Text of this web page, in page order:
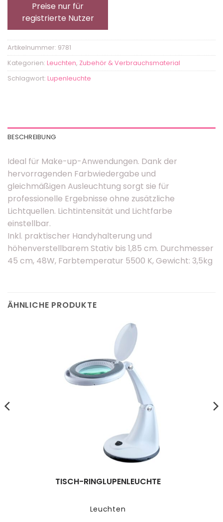
Preise nur für
registrierte Nutzer
Artikelnummer: 9781
Kategorien: Leuchten, Zubehör & Verbrauchsmaterial
Schlagwort: Lupenleuchte
BESCHREIBUNG
Ideal für Make-up-Anwendungen. Dank der
hervorragenden Farbwiedergabe und
gleichmäßigen Ausleuchtung sorgt sie für
professionelle Ergebnisse ohne zusätzliche
Lichtquellen. Lichtintensität und Lichtfarbe
einstellbar.
Inkl. praktischer Handyhalterung und
höhenverstellbarem Stativ bis 1,85 cm. Durchmesser
45 cm, 48W, Farbtemperatur 5500 K, Gewicht: 3,5kg
ÄHNLICHE PRODUKTE
Leuchten
TISCH-RINGLUPENLEUCHTE